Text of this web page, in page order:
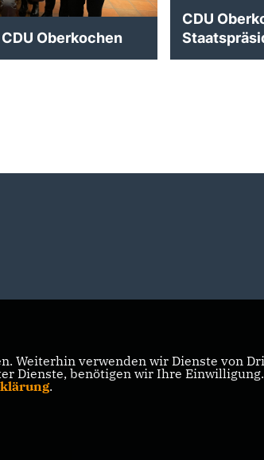
Oberkochen
CDU
Weiterhin verwenden wir Dienste von
Dienste, benötigen wir Ihre
.